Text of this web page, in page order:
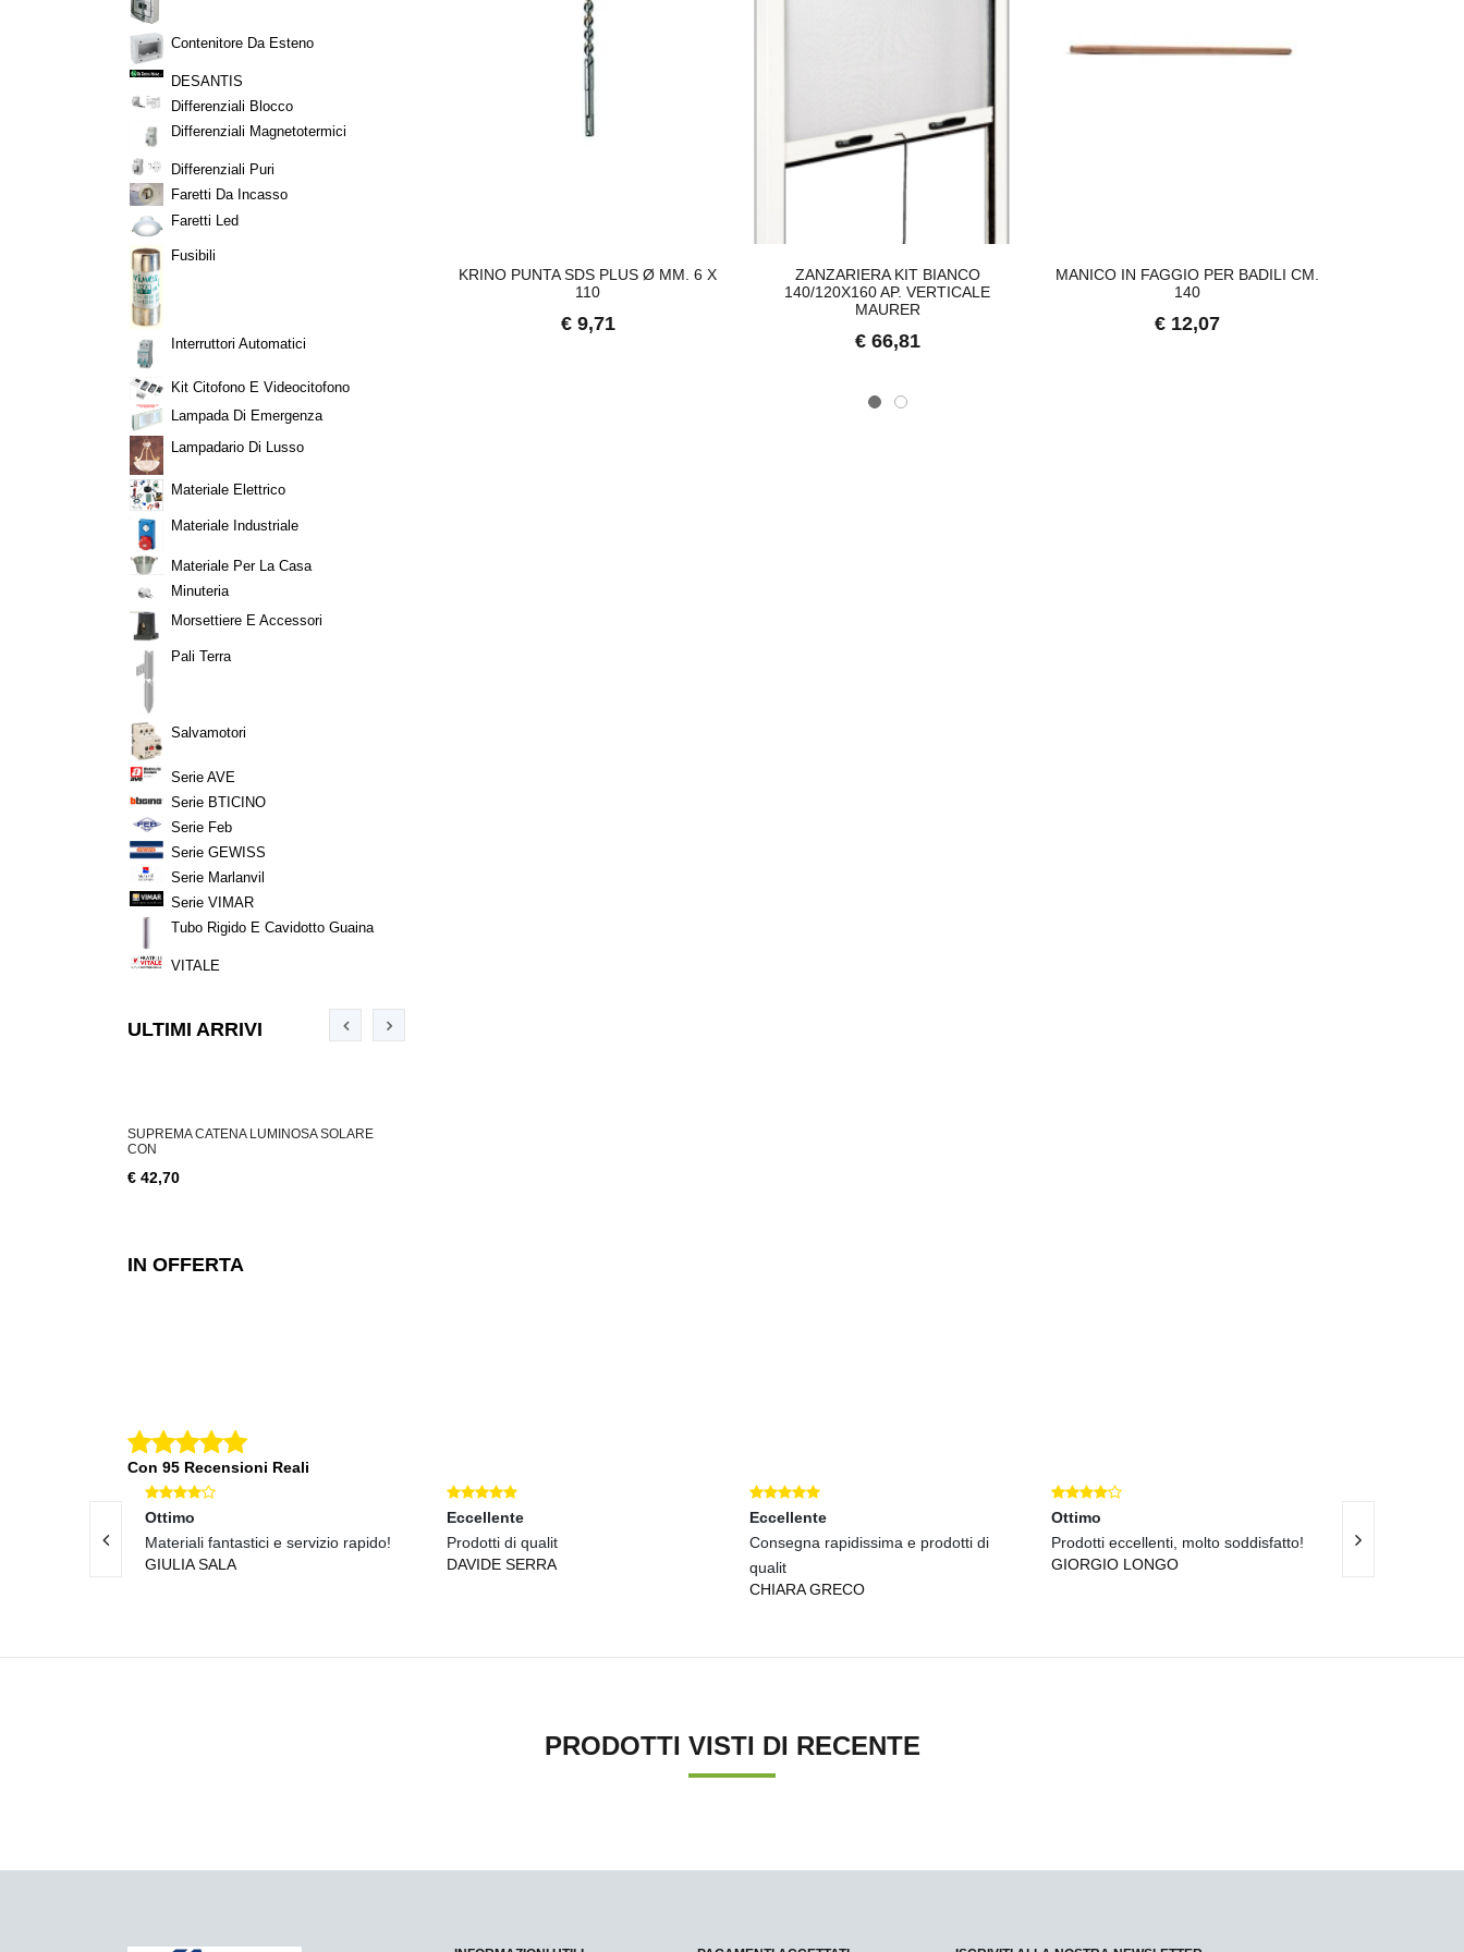
Contenitore Da Esteno
DESANTIS
Differenziali Blocco
Differenziali Magnetotermici
Differenziali Puri
Faretti Da Incasso
Faretti Led
Fusibili
Interruttori Automatici
Kit Citofono E Videocitofono
Lampada Di Emergenza
Lampadario Di Lusso
Materiale Elettrico
Materiale Industriale
Materiale Per La Casa
Minuteria
Morsettiere E Accessori
Pali Terra
Salvamotori
Serie AVE
Serie BTICINO
Serie Feb
Serie GEWISS
Serie Marlanvil
Serie VIMAR
Tubo Rigido E Cavidotto Guaina
VITALE
ULTIMI ARRIVI
SUPREMA CATENA LUMINOSA SOLARE
CON
€ 42,70
IN OFFERTA
€ 74,54
KRINO PUNTA SDS PLUS Ø MM. 6 X
110
€ 9,71
ZANZARIERA KIT BIANCO
140/120X160 AP. VERTICALE
MAURER
€ 66,81
MANICO IN FAGGIO PER BADILI CM.
140
€ 12,07
Con 95 Recensioni Reali
Ottimo
Materiali fantastici e servizio rapido!
GIULIA SALA
Eccellente
Prodotti di qualit
DAVIDE SERRA
Eccellente
Consegna rapidissima e prodotti di
qualit
CHIARA GRECO
Ottimo
Prodotti eccellenti, molto soddisfatto!
GIORGIO LONGO
Tempi di
PRODOTTI VISTI DI RECENTE